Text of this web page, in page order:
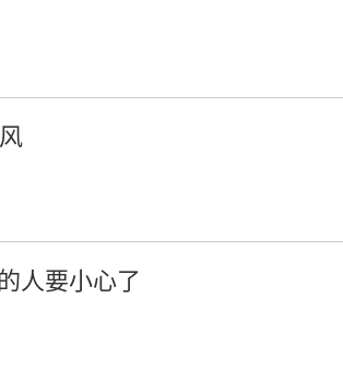
人要小心了